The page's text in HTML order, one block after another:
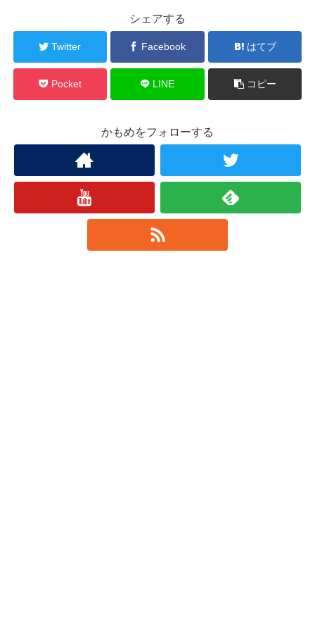
シェアする
Twitter Facebook はてブ
Pocket LINE コピー
かもめをフォローする